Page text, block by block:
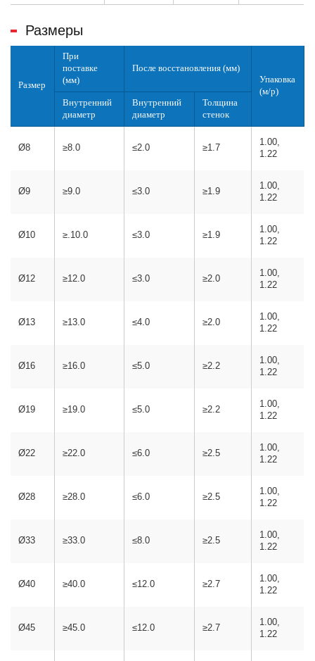
Размеры
Размер
При
поставке
(мм)
После восстановления (мм)
Упаковка
(м/р)
Внутренний
диаметр
Внутренний
диаметр
Толщина
стенок
Ø8 ≥8.0 ≤2.0 ≥1.7
1.00,
1.22
Ø9 ≥9.0 ≤3.0 ≥1.9
1.00,
1.22
Ø10 ≥.10.0 ≤3.0 ≥1.9
1.00,
1.22
Ø12 ≥12.0 ≤3.0 ≥2.0
1.00,
1.22
Ø13 ≥13.0 ≤4.0 ≥2.0
1.00,
1.22
Ø16 ≥16.0 ≤5.0 ≥2.2
1.00,
1.22
Ø19 ≥19.0 ≤5.0 ≥2.2
1.00,
1.22
Ø22 ≥22.0 ≤6.0 ≥2.5
1.00,
1.22
Ø28 ≥28.0 ≤6.0 ≥2.5
1.00,
1.22
Ø33 ≥33.0 ≤8.0 ≥2.5
1.00,
1.22
Ø40 ≥40.0 ≤12.0 ≥2.7
1.00,
1.22
Ø45 ≥45.0 ≤12.0 ≥2.7
1.00,
1.22